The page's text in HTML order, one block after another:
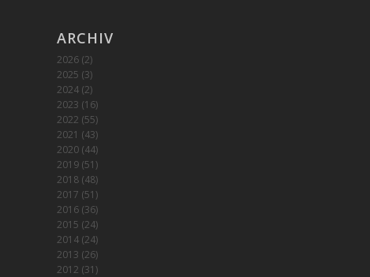
ARCHIV
2026(2)
2025 (3)
2024(2)
2023 (16)
2022 (55)
2021 (43)
2020(44)
2019(51)
2018(48)
2017 (51)
2016(36)
2015 (24)
2014(24)
2013 (26)
2012 (31)